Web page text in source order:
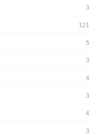
3
121
5
3
4
3
4
3